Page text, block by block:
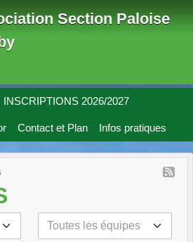
Section Paloise
INSCRIPTIONS 2026/2027
Contact et Plan Infos pratiques